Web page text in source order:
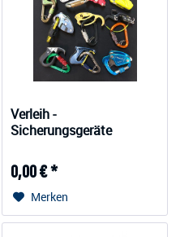
Verleih -
Sicherungsgeräte
0,00 € *
Merken